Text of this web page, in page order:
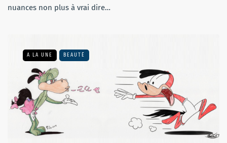
nuances non plus à vrai dire…
A LA UNE BEAUTÉ